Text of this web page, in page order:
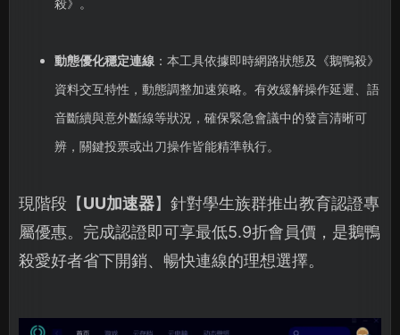
殺》。
動態優化穩定連線：本工具依據即時網路狀態及《鵝鴨殺》
資料交互特性，動態調整加速策略。有效緩解操作延遲、語
音斷續與意外斷線等狀況，確保緊急會議中的發言清晰可
辨，關鍵投票或出刀操作皆能精準執行。
現階段【UU加速器】針對學生族群推出教育認證專
屬優惠。完成認證即可享最低5.9折會員價，是鵝鴨
殺愛好者省下開銷、暢快連線的理想選擇。